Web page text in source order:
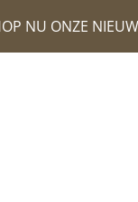
NU ONZE